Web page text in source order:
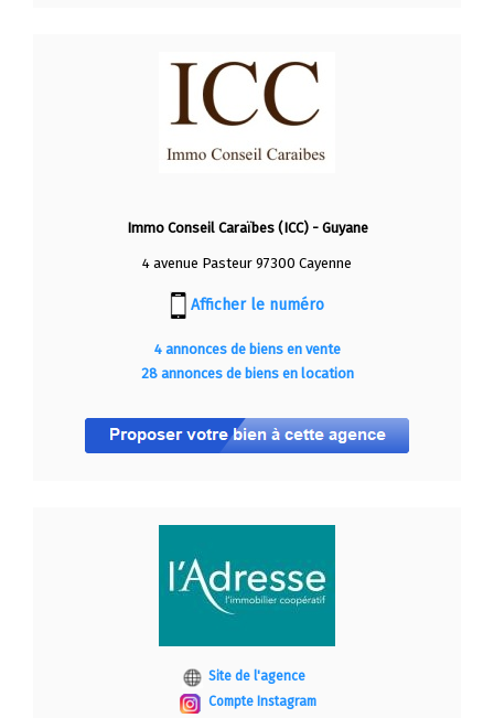
Immo Conseil Caraïbes (ICC) - Guyane
4 avenue Pasteur 97300 Cayenne
4 annonces de biens en vente
Afficher le numéro
28 annonces de biens en location
Site de l'agence
Compte Instagram